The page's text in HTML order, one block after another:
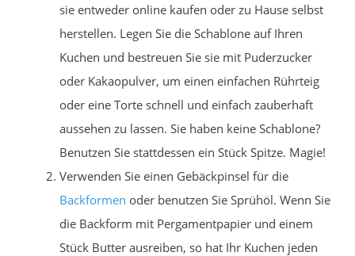
sie entweder online kaufen oder zu Hause selbst
herstellen. Legen Sie die Schablone auf Ihren
Kuchen und bestreuen Sie sie mit Puderzucker
oder Kakaopulver, um einen einfachen Rührteig
oder eine Torte schnell und einfach zauberhaft
aussehen zu lassen. Sie haben keine Schablone?
Benutzen Sie stattdessen ein Stück Spitze. Magie!
Verwenden Sie einen Gebäckpinsel für die
Backformen oder benutzen Sie Sprühöl. Wenn Sie
die Backform mit Pergamentpapier und einem
Stück Butter ausreiben, so hat Ihr Kuchen jeden